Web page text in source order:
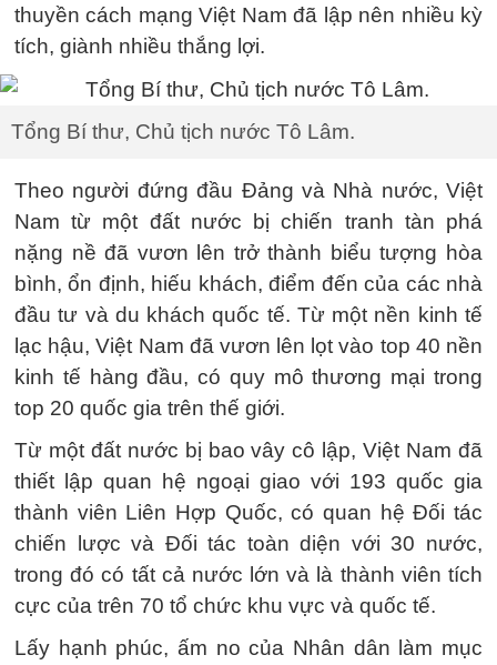
thuyền cách mạng Việt Nam đã lập nên nhiều kỳ
tích, giành nhiều thắng lợi.
Tổng Bí thư, Chủ tịch nước Tô Lâm.
Theo người đứng đầu Đảng và Nhà nước, Việt
Nam từ một đất nước bị chiến tranh tàn phá
nặng nề đã vươn lên trở thành biểu tượng hòa
bình, ổn định, hiếu khách, điểm đến của các nhà
đầu tư và du khách quốc tế. Từ một nền kinh tế
lạc hậu, Việt Nam đã vươn lên lọt vào top 40 nền
kinh tế hàng đầu, có quy mô thương mại trong
top 20 quốc gia trên thế giới.
Từ một đất nước bị bao vây cô lập, Việt Nam đã
thiết lập quan hệ ngoại giao với 193 quốc gia
thành viên Liên Hợp Quốc, có quan hệ Đối tác
chiến lược và Đối tác toàn diện với 30 nước,
trong đó có tất cả nước lớn và là thành viên tích
cực của trên 70 tổ chức khu vực và quốc tế.
Lấy hạnh phúc, ấm no của Nhân dân làm mục